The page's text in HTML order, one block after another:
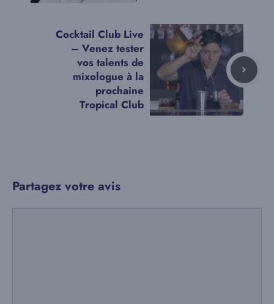
Cocktail Club Live
– Venez tester
vos talents de
mixologue à la
prochaine
Tropical Club
Partagez votre avis